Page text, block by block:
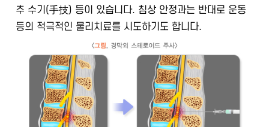
추 수기(手技) 등이 있습니다. 침상 안정과는 반대로 운동
등의 적극적인 물리치료를 시도하기도 합니다.